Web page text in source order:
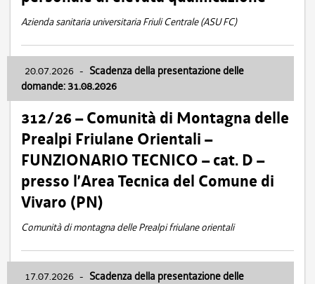
Azienda sanitaria universitaria Friuli Centrale (ASU FC)
20.07.2026 - Scadenza della presentazione delle
domande: 31.08.2026
312/26 – Comunità di Montagna delle
Prealpi Friulane Orientali –
FUNZIONARIO TECNICO – cat. D –
presso l’Area Tecnica del Comune di
Vivaro (PN)
Comunità di montagna delle Prealpi friulane orientali
17.07.2026 - Scadenza della presentazione delle